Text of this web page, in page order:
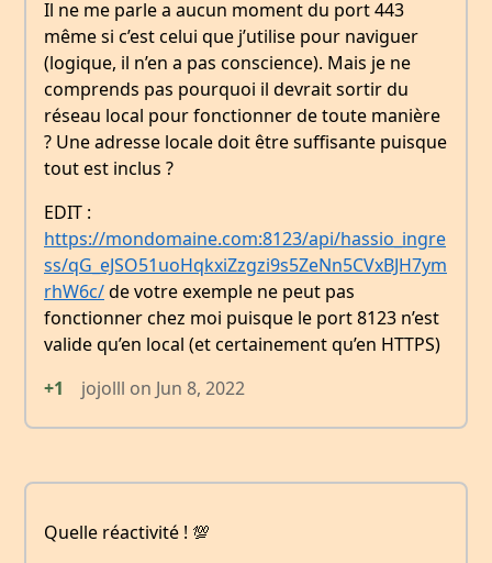
Il ne me parle a aucun moment du port 443
même si c’est celui que j’utilise pour naviguer
(logique, il n’en a pas conscience). Mais je ne
comprends pas pourquoi il devrait sortir du
réseau local pour fonctionner de toute manière
? Une adresse locale doit être suffisante puisque
tout est inclus ?
EDIT :
https://mondomaine.com:8123/api/hassio_ingre
ss/qG_eJSO51uoHqkxiZzgzi9s5ZeNn5CVxBJH7ym
rhW6c/de votre exemple ne peut pas
fonctionner chez moi puisque le port 8123 n’est
valide qu’en local (et certainement qu’en HTTPS)
+1
jojolll on Jun 8, 2022
Quelle réactivité ! 💯